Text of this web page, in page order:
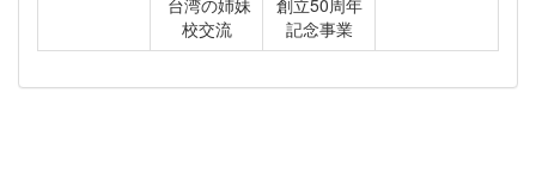
校交流
記念事業